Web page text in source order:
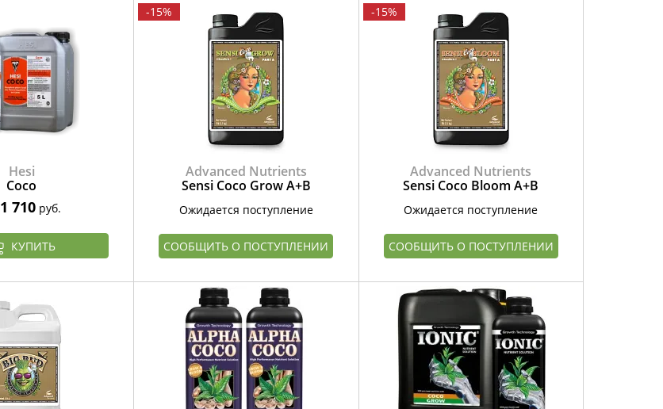
Hesi
Coco
1 710 руб.
КУПИТЬ
-15%
Advanced Nutrients
Sensi Coco Grow А+В
Ожидается поступление
СООБЩИТЬ О ПОСТУПЛЕНИИ
-15%
Advanced Nutrients
Sensi Coco Bloom А+В
Ожидается поступление
СООБЩИТЬ О ПОСТУПЛЕНИИ